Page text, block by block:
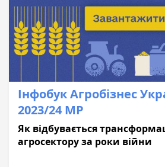
Інфобук Агробізнес
2023/24 МР
Як відбувається
агросектору за роки війни